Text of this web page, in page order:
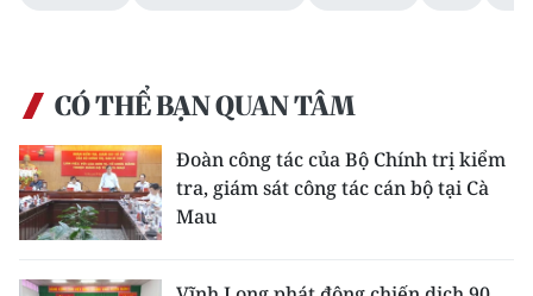
NHÂN DÂN HẰNG THÁNG
MUA BÁO
ĐỌC BÁO IN
CÓ THỂ BẠN QUAN TÂM
Đoàn công tác của Bộ Chính trị kiểm
tra, giám sát công tác cán bộ tại Cà
Mau